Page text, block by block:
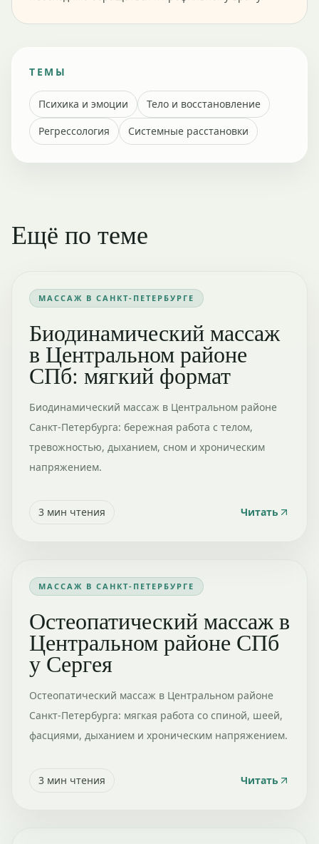
ТЕМЫ
Психика и эмоции
Тело и восстановление
Регрессология
Системные расстановки
Ещё по теме
МАССАЖ В САНКТ-ПЕТЕРБУРГЕ
Биодинамический массаж
в Центральном районе
СПб: мягкий формат
Биодинамический массаж в Центральном районе
Санкт-Петербурга: бережная работа с телом,
тревожностью, дыханием, сном и хроническим
напряжением.
3 мин чтения Читать
МАССАЖ В САНКТ-ПЕТЕРБУРГЕ
Остеопатический массаж в
Центральном районе СПб
у Сергея
Остеопатический массаж в Центральном районе
Санкт-Петербурга: мягкая работа со спиной, шеей,
фасциями, дыханием и хроническим напряжением.
3 мин чтения Читать